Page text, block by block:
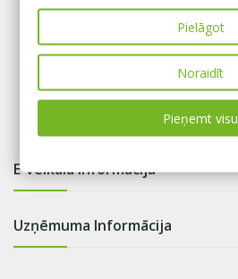
E-veikala informācija
Uzņēmuma Informācija
Pielāgot
Noraidīt
Pieņemt visu